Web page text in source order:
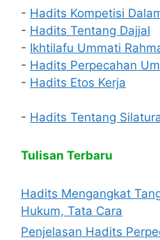
- Hadits Kompetisi
- Hadits Tentang Dajjal
- Ikhtilafu Ummati
- Hadits Perpecahan
- Hadits Etos Kerja
- Hadits Tentang
Tulisan Terbaru
Hadits Mengangkat
Hukum, Tata Cara
Penjelasan Hadits